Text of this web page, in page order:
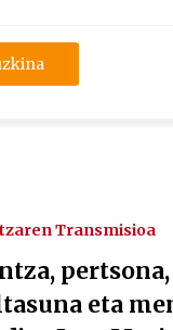
Transmisioa
pertsona,
eta